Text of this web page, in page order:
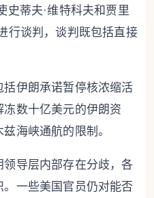
史蒂夫·维特科夫和贾里
行谈判，谈判既包括直接
括伊朗承诺暂停核浓缩活
数十亿美元的伊朗资
海峡通航的限制。
导层内部存在分歧，各
一些美国官员仍对能否